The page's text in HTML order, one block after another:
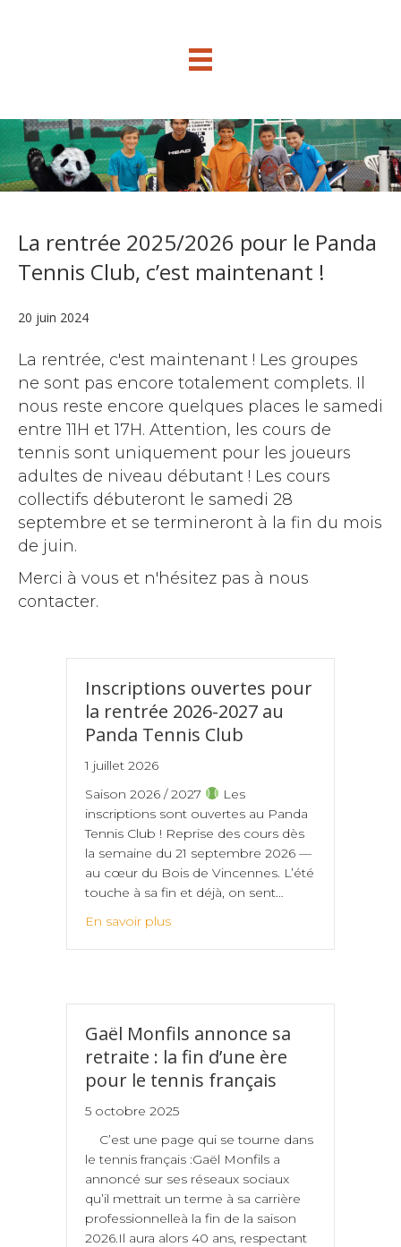
La rentrée 2025/2026 pour le Panda
Tennis Club, c’est maintenant !
20 juin 2024
La rentrée, c'est maintenant ! Les groupes
ne sont pas encore totalement complets. Il
nous reste encore quelques places le samedi
entre 11H et 17H. Attention, les cours de
tennis sont uniquement pour les joueurs
adultes de niveau débutant ! Les cours
collectifs débuteront le samedi 28
septembre et se termineront à la fin du mois
de juin.
Merci à vous et n'hésitez pas à nous
contacter.
Inscriptions ouvertes pour
la rentrée 2026-2027 au
Panda Tennis Club
1 juillet 2026
Saison 2026 / 2027
Les
inscriptions sont ouvertes au Panda
Tennis Club ! Reprise des cours dès
la semaine du 21 septembre 2026 —
au cœur du Bois de Vincennes. L’été
touche à sa fin et déjà, on sent…
En savoir plus
Gaël Monfils annonce sa
retraite : la fin d’une ère
pour le tennis français
5 octobre 2025
C’est une page qui se tourne dans
le tennis français :Gaël Monfils a
annoncé sur ses réseaux sociaux
qu’il mettrait un terme à sa carrière
professionnelleà la fin de la saison
2026.Il aura alors 40 ans, respectant